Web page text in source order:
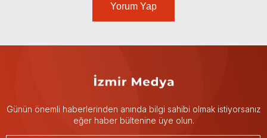
Yorum Yap
Günün önemli haberlerinden anında bilgi sahibi olmak istiyorsanız
eğer haber bültenine üye olun.